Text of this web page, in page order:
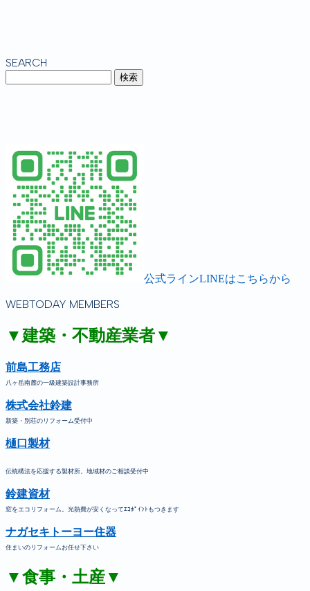
SEARCH
公式ラインLINEはこちらから
WEBTODAY MEMBERS
▼建築・不動産業者▼
前島工務店
八ヶ岳南麓の一級建築設計事務所
株式会社鈴建
新築・別荘のリフォーム受付中
樋口製材
伝統構法を応援する製材所。地域材のご相談受付中
鈴建資材
窓をエコリフォーム。光熱費が安くなってｴｺﾎﾟｲﾝﾄもつきます
ナガセキトーヨー住器
住まいのリフォームお任せ下さい
▼食事・土産▼